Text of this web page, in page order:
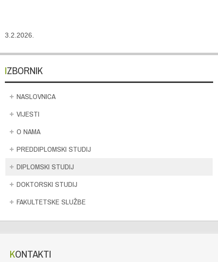
3.2.2026.
IZBORNIK
NASLOVNICA
VIJESTI
O NAMA
PREDDIPLOMSKI STUDIJ
DIPLOMSKI STUDIJ
DOKTORSKI STUDIJ
FAKULTETSKE SLUŽBE
KONTAKTI